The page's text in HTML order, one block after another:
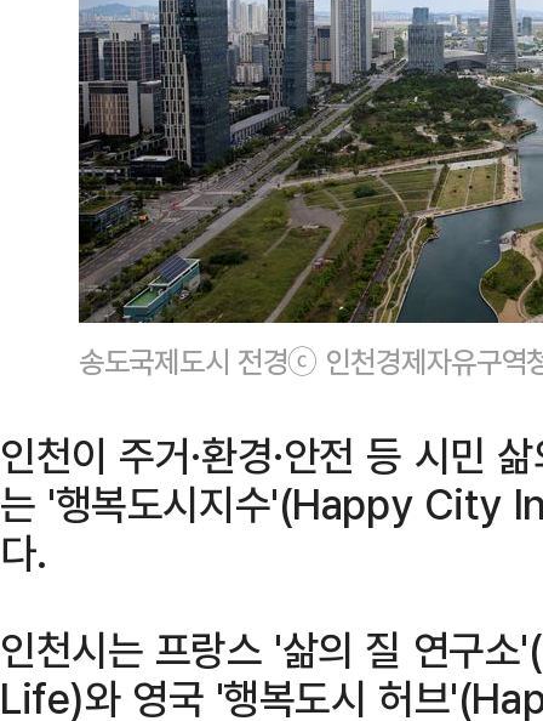
송도국제도시 전경ⓒ 인천경제자유구역
인천이 주거·환경·안전 등 시민
는 '행복도시지수'(Happy City
다.
인천시는 프랑스 '삶의 질 연
Life)와 영국 '행복도시 허브